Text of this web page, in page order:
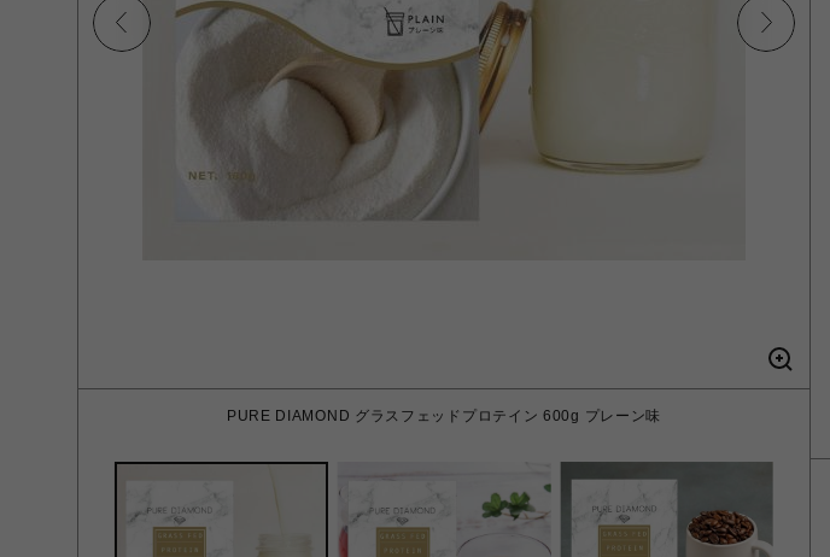
PURE DIAMOND グラスフェッドプロテイン 600g プレーン味